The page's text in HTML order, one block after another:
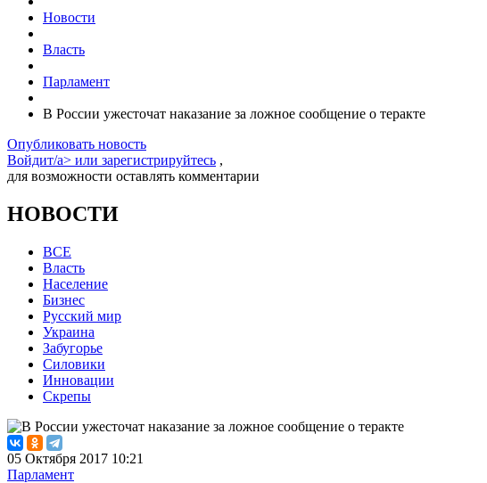
Новости
Власть
Парламент
В России ужесточат наказание за ложное сообщение о теракте
Опубликовать новость
Войдит/a> или зарегистрируйтесь ,
для возможности оставлять комментарии
НОВОСТИ
ВСЕ
Власть
Население
Бизнес
Русский мир
Украина
Забугорье
Силовики
Инновации
Скрепы
05 Октября 2017 10:21
Парламент